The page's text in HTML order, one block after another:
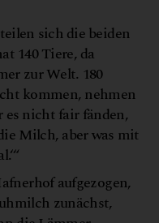
sich die beiden
140 Tiere, da
zur Welt. 180
kommen, nehmen
nicht fair fänden,
Milch, aber was mit
aufgezogen,
zunächst,